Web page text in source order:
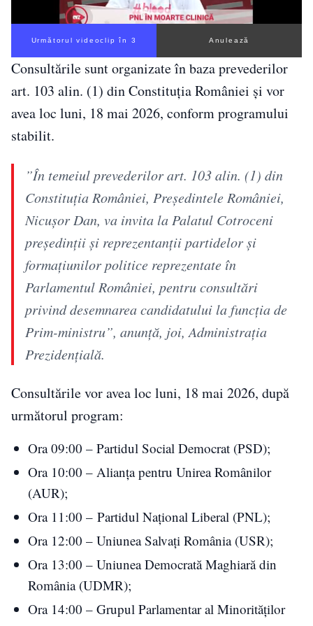
Următorul videoclip în 3 Anulează
Consultările sunt organizate în baza prevederilor
art. 103 alin. (1) din Constituția României și vor
avea loc luni, 18 mai 2026, conform programului
stabilit.
”În temeiul prevederilor art. 103 alin. (1) din
Constituţia României, Preşedintele României,
Nicuşor Dan, va invita la Palatul Cotroceni
preşedinţii şi reprezentanţii partidelor şi
formaţiunilor politice reprezentate în
Parlamentul României, pentru consultări
privind desemnarea candidatului la funcţia de
Prim-ministru”, anunţă, joi, Administraţia
Prezidenţială.
Consultările vor avea loc luni, 18 mai 2026, după
următorul program:
Ora 09:00 – Partidul Social Democrat (PSD);
Ora 10:00 – Alianţa pentru Unirea Românilor
(AUR);
Ora 11:00 – Partidul Naţional Liberal (PNL);
Ora 12:00 – Uniunea Salvaţi România (USR);
Ora 13:00 – Uniunea Democrată Maghiară din
România (UDMR);
Ora 14:00 – Grupul Parlamentar al Minorităţilor